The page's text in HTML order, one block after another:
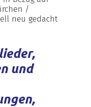
/
neu gedacht
und